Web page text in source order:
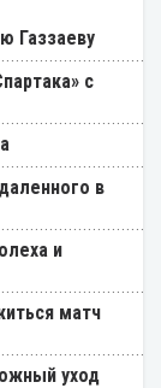
Газзаеву
с
в
и
матч
уход